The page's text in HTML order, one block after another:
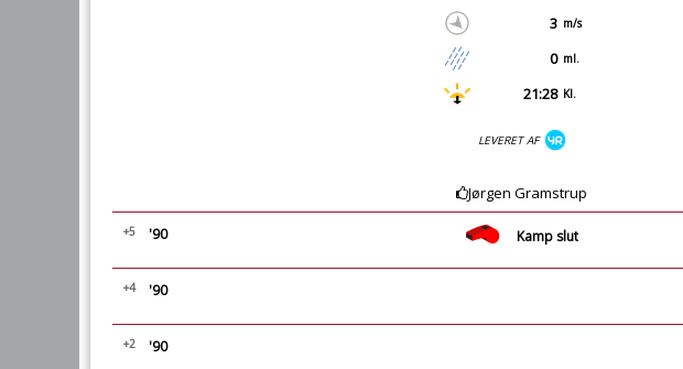
3 m/s
0 ml.
21:28 Kl.
LEVERET AF
Jørgen Gramstrup
'90
+5 Kamp slut
'90
+4
'90
+2